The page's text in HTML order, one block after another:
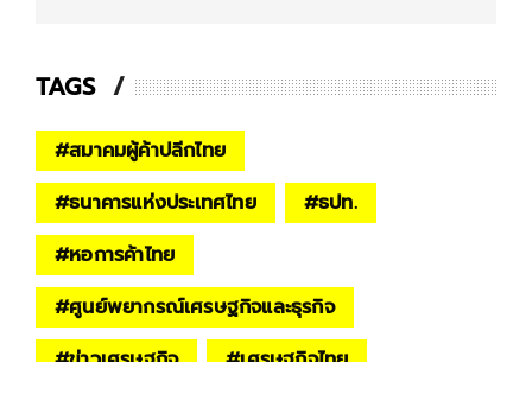
TAGS
#สมาคมผู้ค้าปลีกไทย
#ธนาคารแห่งประเทศไทย #ธปท.
#หอการค้าไทย
#ศูนย์พยากรณ์เศรษฐกิจและธุรกิจ
#ข่าวเศรษฐกิจ #เศรษฐกิจไทย